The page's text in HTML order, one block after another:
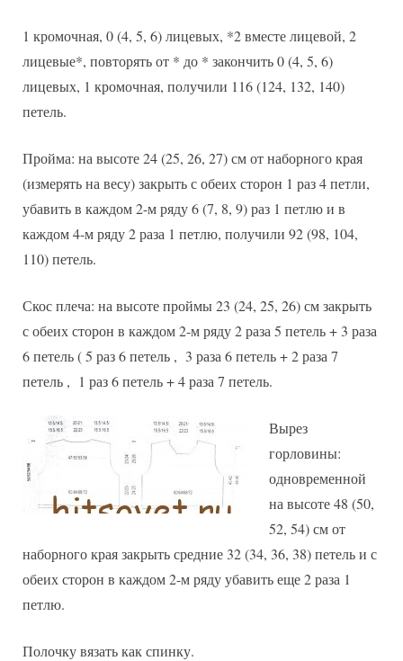
1 кромочная, 0 (4, 5, 6) лицевых, *2 вместе лицевой, 2
лицевые*, повторять от * до * закончить 0 (4, 5, 6)
лицевых, 1 кромочная, получили 116 (124, 132, 140)
петель.
Пройма: на высоте 24 (25, 26, 27) см от наборного края
(измерять на весу) закрыть с обеих сторон 1 раз 4 петли,
убавить в каждом 2-м ряду 6 (7, 8, 9) раз 1 петлю и в
каждом 4-м ряду 2 раза 1 петлю, получили 92 (98, 104,
110) петель.
Скос плеча: на высоте проймы 23 (24, 25, 26) см закрыть
с обеих сторон в каждом 2-м ряду 2 раза 5 петель + 3 раза
6 петель ( 5 раз 6 петель , 3 раза 6 петель + 2 раза 7
петель , 1 раз 6 петель + 4 раза 7 петель.
Вырез
горловины:
одновременной
на высоте 48 (50,
52, 54) см от
наборного края закрыть средние 32 (34, 36, 38) петель и с
обеих сторон в каждом 2-м ряду убавить еще 2 раза 1
петлю.
Полочку вязать как спинку.